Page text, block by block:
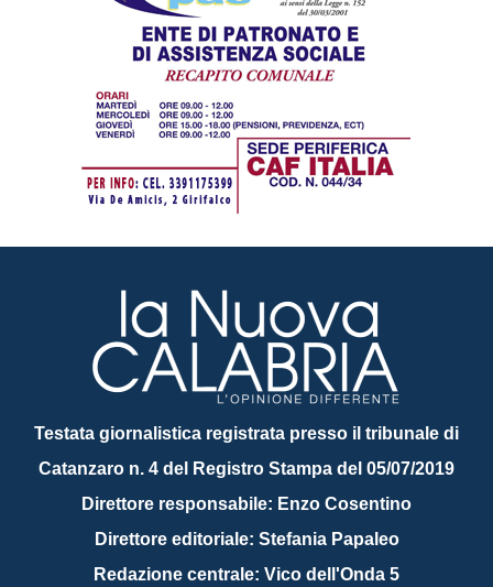
Testata giornalistica registrata presso il tribunale di
Catanzaro n. 4 del Registro Stampa del 05/07/2019
Direttore responsabile: Enzo Cosentino
Direttore editoriale: Stefania Papaleo
Redazione centrale: Vico dell'Onda 5